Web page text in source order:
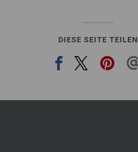
DIESE SEITE TEILEN